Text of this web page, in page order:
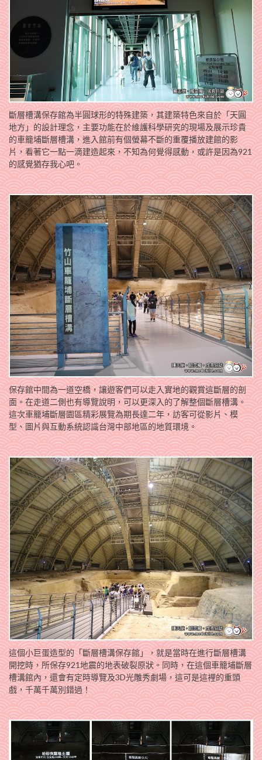
斷層槽溝保存館為半圓球形的特殊建築，其建築特色來自於「天圓
地方」的設計理念，主要功能在於維護科學研究的現場及展示珍貴
的車籠埔斷層槽溝，進入館前有個螢幕不斷的重覆播放建館的影
片，看著它一點一滴建造起來，不知為何覺得感動，或許是因為921
的感覺猶存我心吧。
保存館中間為一道空橋，讓遊客們可以走入實地的觀賞這斷層的剖
面。在走道二側也有導覽說明，可以更深入的了解整個斷層槽溝。
這次車籠埔斷層園區精彩展覽為期長達二年，訪客可從影片、模
型、圖片與互動系統認識台灣中部地區的地質環境。
這個小巨蛋造型的「斷層槽溝保存館」，就是當時在進行斷層槽溝
開挖時，所保存921地震的地表破裂原狀。同時，在這個車籠埔斷層
槽溝館內，還會有定時導覽及3D光雕秀劇場，這可是這裡的重頭
戲，千萬千萬別錯過！